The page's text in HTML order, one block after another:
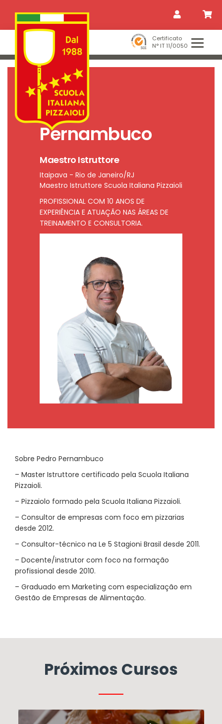
primary
content
footer
Scuola
Pizzaioli
Certificato
N° IT 11/0050
Pedro
Pernambuco
Maestro Istruttore
Itaipava - Rio de Janeiro/RJ
Maestro Istruttore Scuola Italiana Pizzaioli
PROFISSIONAL COM 10 ANOS DE
EXPERIÊNCIA E ATUAÇÃO NAS ÁREAS DE
TREINAMENTO E CONSULTORIA.
Sobre Pedro Pernambuco
– Master Istruttore certificado pela Scuola Italiana
Pizzaioli.
– Pizzaiolo formado pela Scuola Italiana Pizzaioli.
– Consultor de empresas com foco em pizzarias
desde 2012.
– Consultor-técnico na Le 5 Stagioni Brasil desde 2011.
– Docente/instrutor com foco na formação
profissional desde 2010.
– Graduado em Marketing com especialização em
Gestão de Empresas de Alimentação.
Próximos Cursos